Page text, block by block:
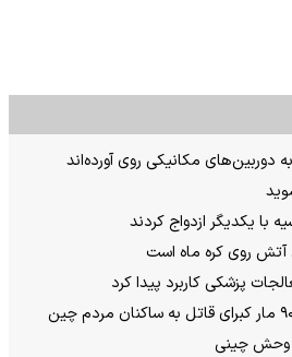
دوربین‌های مکانیکی روی آورده‌اند
با یکدیگر ازدواج کردند
روی کره ماه است
پزشکی کاربرد پیدا کرد
وحش چینی